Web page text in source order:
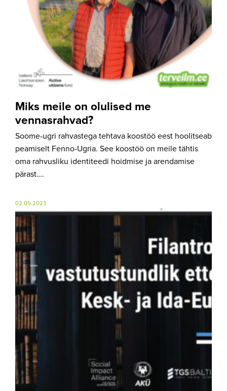
Miks meile on olulised me
vennasrahvad?
Soome-ugri rahvastega tehtava koostöö eest hoolitseab
peamiselt Fenno-Ugria. See koostöö on meile tähtis
oma rahvusliku identiteedi hoidmise ja arendamise
pärast….
02.05.2023